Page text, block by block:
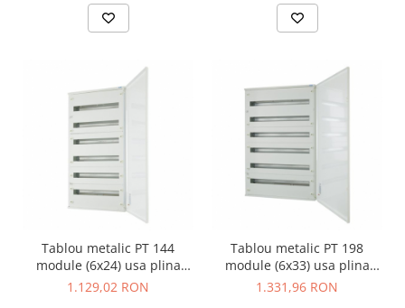
Tablou metalic PT 144
module (6x24) usa plina
IP30 Eaton gri BF-O-6/144-
1.129,02 RON
Tablou metalic PT 198
module (6x33) usa plina
IP30 Eaton gri BF-O-6/198-
1.331,96 RON